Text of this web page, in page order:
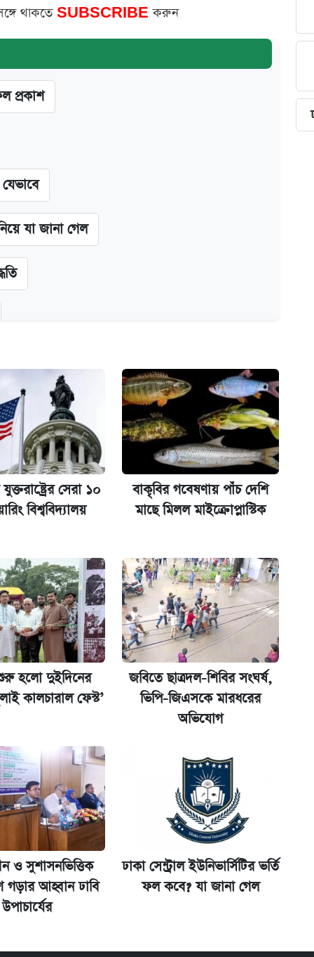
থাকতে SUBSCRIBEকরুন
প্রকাশ
যা জানা গেল
বন্ধ
যা
দাম ও ফিচার
সেরা ১০
বিশ্ববিদ্যালয়
বাকৃবির গবেষণায় পাঁচ দেশি
মাছে মিলল মাইক্রোপ্লাস্টিক
হলো দুইদিনের
কালচারাল ফেস্ট’
জবিতে ছাত্রদল-শিবির সংঘর্ষ,
ভিপি-জিএসকে মারধরের
অভিযোগ
ও সুশাসনভিত্তিক
গড়ার আহ্বান ঢাবি
উপাচার্যের
ঢাকা সেন্ট্রাল ইউনিভার্সিটির ভর্তি
ফল কবে? যা জানা গেল